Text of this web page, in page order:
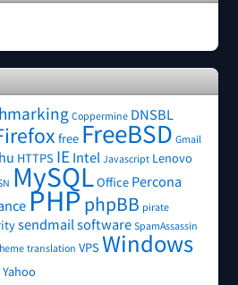
Coppermine DNSBL
free FreeBSD Gmail
HTTPS IEIntel Javascript Lenovo
MySQLOffice Percona
PHP phpBB pirate
sendmail software SpamAssassin
translation VPS Windows
Yahoo